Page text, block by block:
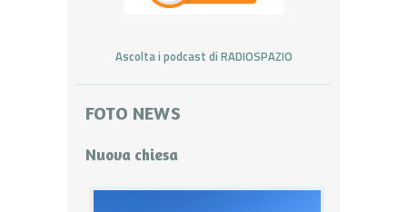
Ascolta i podcast di RADIOSPAZIO
FOTO NEWS
Nuova chiesa